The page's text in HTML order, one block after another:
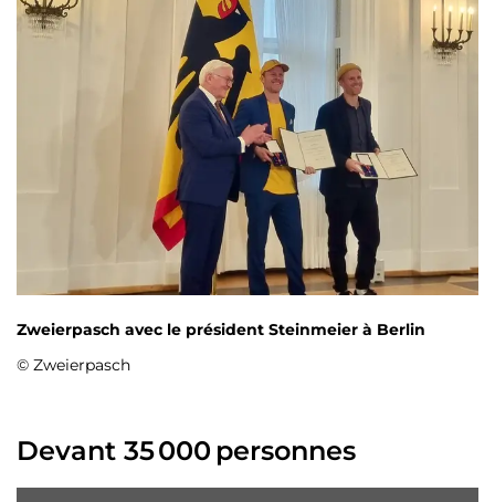
Zweierpasch avec le président Steinmeier à Berlin
© Zweierpasch
Devant 35 000 personnes